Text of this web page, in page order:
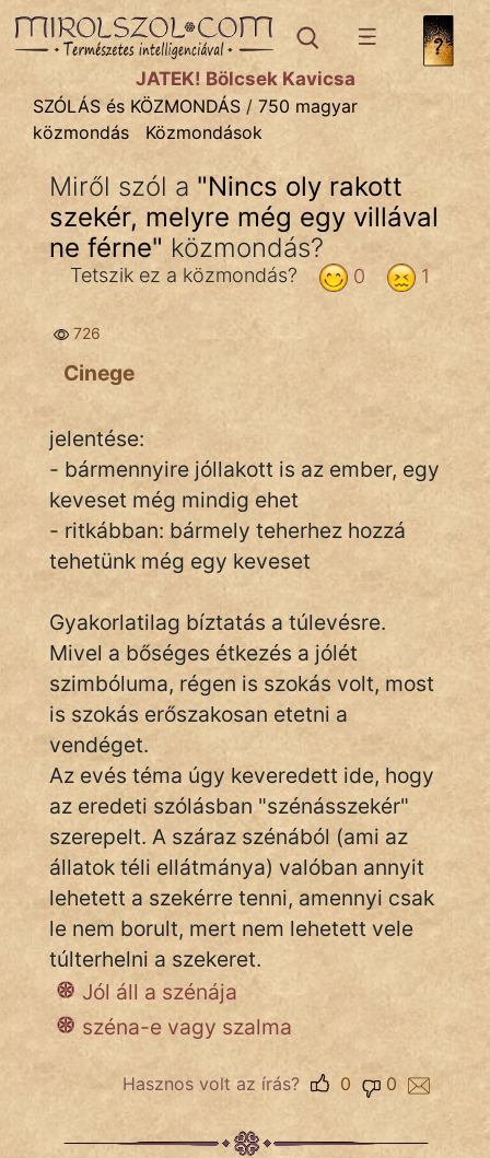
SZÓLÁS ÉS KÖZMONDÁStémák:
Bibliai
Kifejezések
Közmondások
Rímelő
Szállóigék
Szóláscsoportok
Szólások
Tréfás
IRODALOM
SZÓLÁS
És
KÖZMONDÁS
PSZICHO
ZENE
FILM
ÉLETMÓD
MAGYARSÁG
És
TÖRTÉNELEM
Népszerű szerzőink:
fantom
JÁTÉK! Bölcsek Kavicsa
SZÓLÁS és KÖZMONDÁS / 750 magyar
közmondás
Közmondások
Miről szól a "Nincs oly rakott
szekér, melyre még egy villával
ne férne" közmondás?
1
0
Tetszik ez a közmondás?
726
Cinege
jelentése:
- bármennyire jóllakott is az ember, egy
keveset még mindig ehet
- ritkábban: bármely teherhez hozzá
tehetünk még egy keveset
Gyakorlatilag bíztatás a túlevésre.
Mivel a bőséges étkezés a jólét
szimbóluma, régen is szokás volt, most
is szokás erőszakosan etetni a
vendéget.
Az evés téma úgy keveredett ide, hogy
az eredeti szólásban "szénásszekér"
szerepelt. A száraz szénából (ami az
állatok téli ellátmánya) valóban annyit
lehetett a szekérre tenni, amennyi csak
le nem borult, mert nem lehetett vele
túlterhelni a szekeret.
Jól áll a szénája
széna-e vagy szalma
Hasznos volt az írás? 0
0